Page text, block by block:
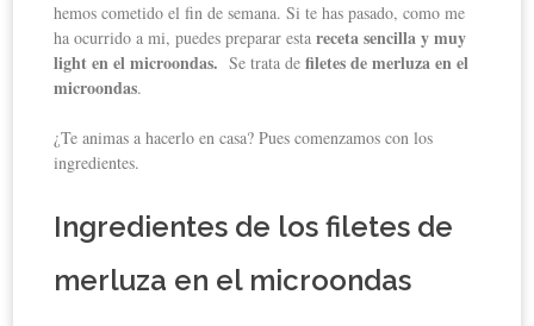
hemos cometido el fin de semana. Si te has pasado, como me
ha ocurrido a mi, puedes preparar estareceta sencilla y muy
light en el microondas. Se trata defiletes de merluza en el
microondas.
¿Te animas a hacerlo en casa? Pues comenzamos con los
ingredientes.
Ingredientes de los filetes de
merluza en el microondas